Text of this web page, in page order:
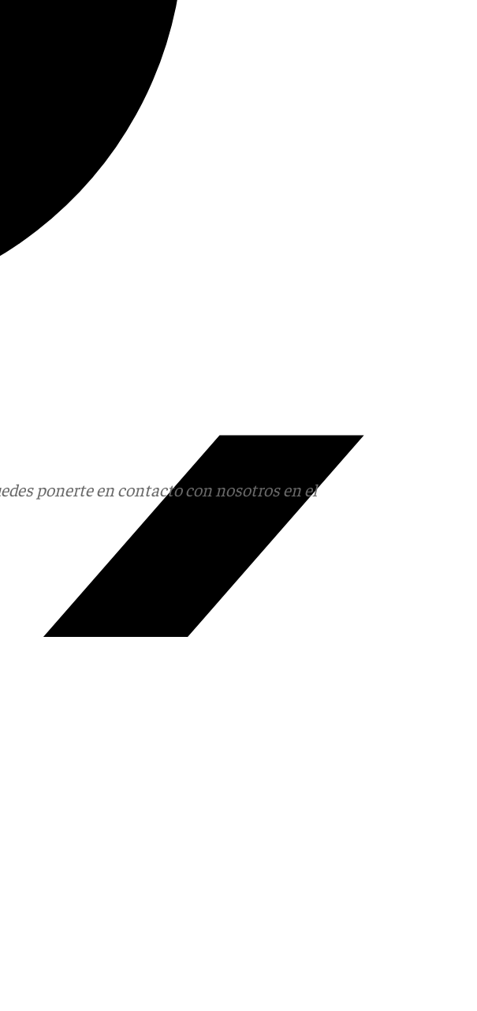
ponerte en contacto con nosotros en el